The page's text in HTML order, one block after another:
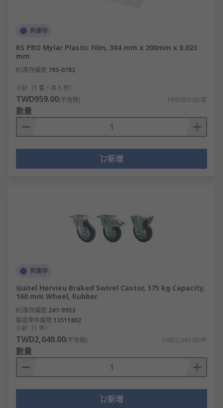
有庫存
RS PRO Mylar Plastic Film, 304 mm x 200mm x 0.023
mm
RS庫存編號 785-0782
小計（1 套，共 5 件）
TWD959.00(不含稅) TWD959.00/套
數量
新增
有庫存
Guitel Hervieu Braked Swivel Castor, 175 kg Capacity,
160 mm Wheel, Rubber
RS庫存編號 247-9953
製造零件編號 13511802
小計（1 件）
TWD2,049.00(不含稅) TWD2,049.00/件
數量
新增